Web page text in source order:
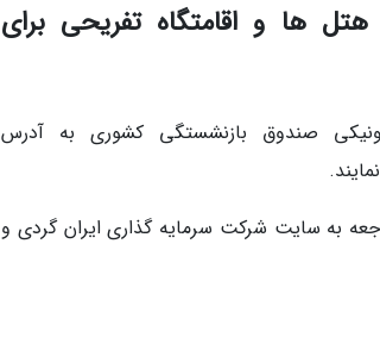
هتل ها و اقامتگاه تفریحی برای
صندوق بازنشستگی کشوری به آدرس
به سایت شرکت سرمایه گذاری ایران گردی و